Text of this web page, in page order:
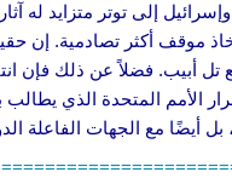
إلى توتر متزايد له
موقف أكثر تصادمية. إن
تل أبيب. فضلاً عن ذلك فإن
الأمم المتحدة الذي
مع الجهات الفاعلة